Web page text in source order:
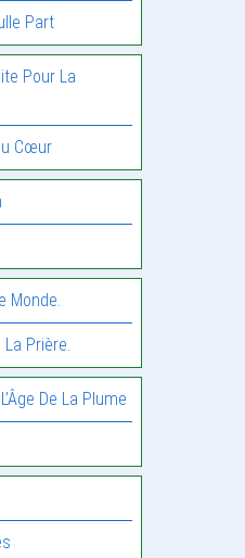
Part
Pour La
Cœur
Monde.
Prière.
De La Plume